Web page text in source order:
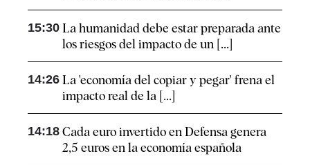
15:30 La humanidad debe estar preparada ante
los riesgos del impacto de un [...]
14:26 La 'economía del copiar y pegar' frena el
impacto real de la [...]
14:18 Cada euro invertido en Defensa genera
2,5 euros en la economía española